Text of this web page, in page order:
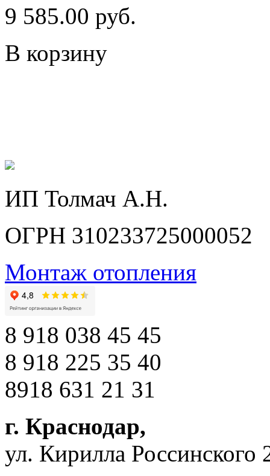
9 585.00 руб.
В корзину
ИП Толмач А.Н.
ОГРН 310233725000052
Монтаж отопления
8 918 038 45 45
8 918 225 35 40
8918 631 21 31
г. Краснодар,
ул. Кирилла Россинского